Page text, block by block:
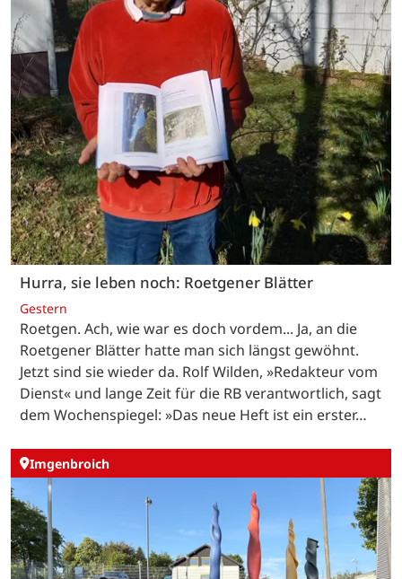
Hurra, sie leben noch: Roetgener Blätter
Gestern
Roetgen. Ach, wie war es doch vordem... Ja, an die
Roetgener Blätter hatte man sich längst gewöhnt.
Jetzt sind sie wieder da. Rolf Wilden, »Redakteur vom
Dienst« und lange Zeit für die RB verantwortlich, sagt
dem Wochenspiegel: »Das neue Heft ist ein erster…
Imgenbroich